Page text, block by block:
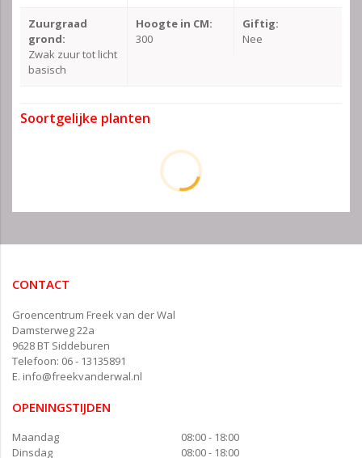
Zuurgraad
grond:
Zwak zuur tot licht
basisch
Hoogte in CM:
300
Giftig:
Nee
Soortgelijke planten
CONTACT
Groencentrum Freek van der Wal
Damsterweg 22a
9628 BT Siddeburen
Telefoon: 06 - 13135891
E. info@freekvanderwal.nl
OPENINGSTIJDEN
Maandag
08:00 - 18:00
Dinsdag
08:00 - 18:00